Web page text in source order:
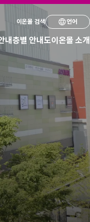
내층별 안내도이온몰 소개
이온몰 검색 언어
는 언어를 선